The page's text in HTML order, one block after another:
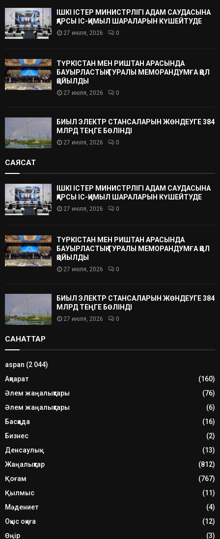
ІШКІ ІСТЕР МИНИСТРЛІГІ АДАМ САУДАСЫНА
ҚАРСЫ ІС-ҚИМЫЛ ШАРАЛАРЫН КҮШЕЙТУДЕ
27 июля, 2026 0
ТҮРКІСТАН МЕН РИШТАН АРАСЫНДА
БАУЫРЛАСТЫҚ ТУРАЛЫ МЕМОРАНДУМҒА ҚОЛ
ҚОЙЫЛДЫ
27 июля, 2026 0
БИЫЛ ЭЛЕКТР СТАНСАЛАРЫН ЖӨНДЕУГЕ 384
МЛРД ТЕҢГЕ БӨЛІНДІ
27 июля, 2026 0
САЯСАТ
ІШКІ ІСТЕР МИНИСТРЛІГІ АДАМ САУДАСЫНА
ҚАРСЫ ІС-ҚИМЫЛ ШАРАЛАРЫН КҮШЕЙТУДЕ
27 июля, 2026 0
ТҮРКІСТАН МЕН РИШТАН АРАСЫНДА
БАУЫРЛАСТЫҚ ТУРАЛЫ МЕМОРАНДУМҒА ҚОЛ
ҚОЙЫЛДЫ
27 июля, 2026 0
БИЫЛ ЭЛЕКТР СТАНСАЛАРЫН ЖӨНДЕУГЕ 384
МЛРД ТЕҢГЕ БӨЛІНДІ
27 июля, 2026 0
САНАТТАР
aspan (2 044)
Ақпарат
(160)
Әлем жаңалықтары
(76)
Әлем жаңалықтары
(6)
Басқада
(16)
Бизнес
(2)
Денсаулық
(13)
Жаңалықтар
(812)
Қоғам
(767)
Қылмыс
(11)
Мәдениет
(4)
Оқыс оқиға
(12)
Өңір
(3)